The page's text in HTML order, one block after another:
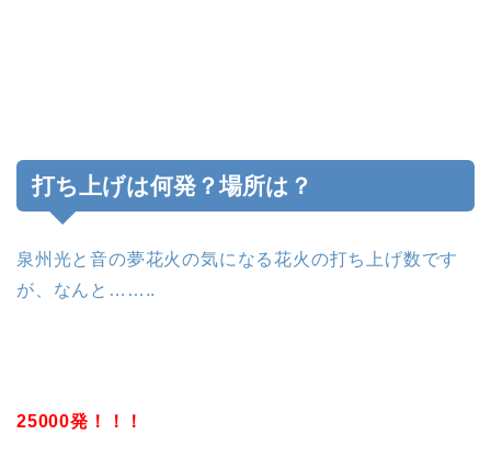
打ち上げは何発？場所は？
泉州光と音の夢花火の気になる花火の打ち上げ数です
が、なんと……..
25000発！！！